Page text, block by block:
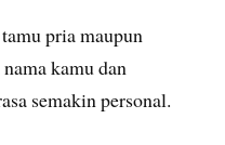
pria maupun
kamu dan
semakin personal.